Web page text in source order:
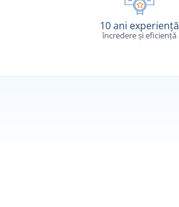
10 ani experiență
încredere și eficiență